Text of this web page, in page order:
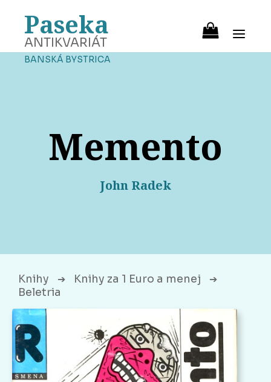
Paseka
ANTIKVARIÁT
BANSKÁ BYSTRICA
Memento
John Radek
Knihy ➔ Knihy za 1 Euro a menej ➔
Beletria